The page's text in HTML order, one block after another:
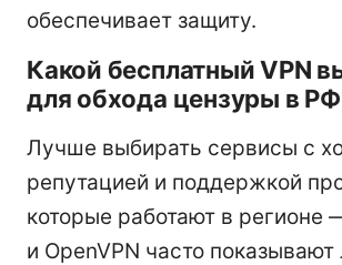
обеспечивает защиту.
Какой бесплатный VPN
для обхода цензуры в
Лучше выбирать сервисы с
репутацией и поддержкой
которые работают в регионе
и OpenVPN часто